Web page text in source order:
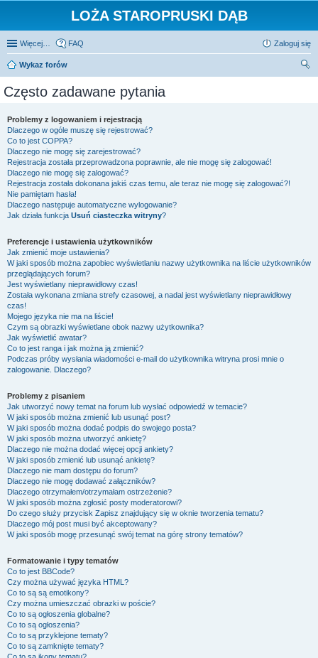
LOŻA STAROPRUSKI DĄB
Więcej… FAQ Zaloguj się
Wykaz forów
Często zadawane pytania
Problemy z logowaniem i rejestracją
Dlaczego w ogóle muszę się rejestrować?
Co to jest COPPA?
Dlaczego nie mogę się zarejestrować?
Rejestracja została przeprowadzona poprawnie, ale nie mogę się zalogować!
Dlaczego nie mogę się zalogować?
Rejestracja została dokonana jakiś czas temu, ale teraz nie mogę się zalogować?!
Nie pamiętam hasła!
Dlaczego następuje automatyczne wylogowanie?
Jak działa funkcja Usuń ciasteczka witryny?
Preferencje i ustawienia użytkowników
Jak zmienić moje ustawienia?
W jaki sposób można zapobiec wyświetlaniu nazwy użytkownika na liście użytkowników
przeglądających forum?
Jest wyświetlany nieprawidłowy czas!
Została wykonana zmiana strefy czasowej, a nadal jest wyświetlany nieprawidłowy
czas!
Mojego języka nie ma na liście!
Czym są obrazki wyświetlane obok nazwy użytkownika?
Jak wyświetlić awatar?
Co to jest ranga i jak można ją zmienić?
Podczas próby wysłania wiadomości e-mail do użytkownika witryna prosi mnie o
zalogowanie. Dlaczego?
Problemy z pisaniem
Jak utworzyć nowy temat na forum lub wysłać odpowiedź w temacie?
W jaki sposób można zmienić lub usunąć post?
W jaki sposób można dodać podpis do swojego posta?
W jaki sposób można utworzyć ankietę?
Dlaczego nie można dodać więcej opcji ankiety?
W jaki sposób zmienić lub usunąć ankietę?
Dlaczego nie mam dostępu do forum?
Dlaczego nie mogę dodawać załączników?
Dlaczego otrzymałem/otrzymałam ostrzeżenie?
W jaki sposób można zgłosić posty moderatorowi?
Do czego służy przycisk Zapisz znajdujący się w oknie tworzenia tematu?
Dlaczego mój post musi być akceptowany?
W jaki sposób mogę przesunąć swój temat na górę strony tematów?
Formatowanie i typy tematów
Co to jest BBCode?
Czy można używać języka HTML?
Co to są są emotikony?
Czy można umieszczać obrazki w poście?
Co to są ogłoszenia globalne?
Co to są ogłoszenia?
Co to są przyklejone tematy?
Co to są zamknięte tematy?